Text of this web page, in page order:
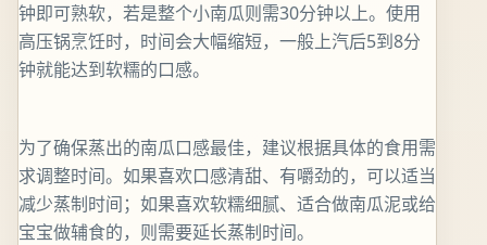
钟即可熟软，若是整个小南瓜则需30分钟以上。使用
高压锅烹饪时，时间会大幅缩短，一般上汽后5到8分
钟就能达到软糯的口感。
为了确保蒸出的南瓜口感最佳，建议根据具体的食用需
求调整时间。如果喜欢口感清甜、有嚼劲的，可以适当
减少蒸制时间；如果喜欢软糯细腻、适合做南瓜泥或给
宝宝做辅食的，则需要延长蒸制时间。